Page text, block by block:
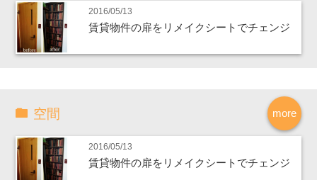
2016/05/13
賃貸物件の扉をリメイクシートでチェンジ
more
空間
2016/05/13
賃貸物件の扉をリメイクシートでチェンジ